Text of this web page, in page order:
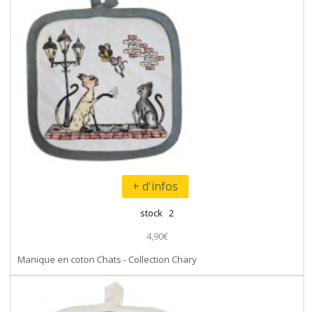
+ d'infos
stock 2
4,90€
Manique en coton Chats - Collection Chary